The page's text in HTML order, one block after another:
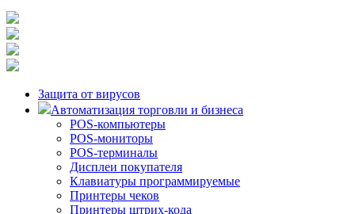
Защита от вирусов
Автоматизация торговли и бизнеса
POS-компьютеры
POS-мониторы
POS-терминалы
Дисплеи покупателя
Клавиатуры программируемые
Принтеры чеков
Принтеры штрих-кода